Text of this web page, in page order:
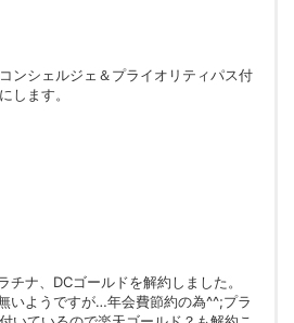
ンシェルジェ＆プライオリティパス付
します。
チナ、DCゴールドを解約しました。
いようですが…年会費節約の為^^;プラ